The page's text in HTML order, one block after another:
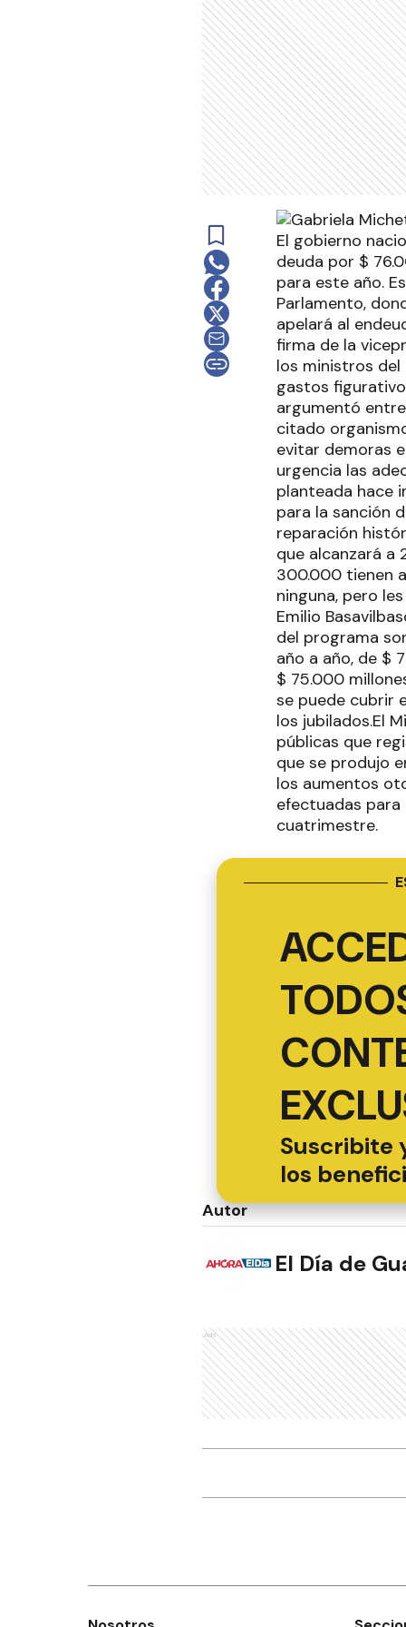
El gobierno
deuda por $
para este año.
Parlamento,
apelará al
firma de la
los ministros
gastos
argumentó
citado
evitar demoras
urgencia las
planteada hace
para la sanción
reparación
que alcanzará a
300.000 tienen
ninguna, pero
Emilio
del programa
año a año, de $
$ 75.000
se puede cubrir
los jubilados.El
públicas que
que se produjo
los aumentos
efectuadas
cuatrimestre.
Suscribite
los
Autor
El Día de
Ads